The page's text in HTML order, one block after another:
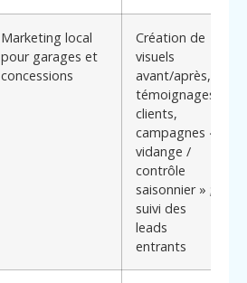
Marketing local
pour garages et
concessions
Création de
visuels
avant/après,
témoignages
clients,
campagnes «
vidange /
contrôle
saisonnier » ;
suivi des
leads
entrants